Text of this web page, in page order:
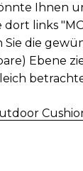
Ihnen
dort links
Sie die
Ebene